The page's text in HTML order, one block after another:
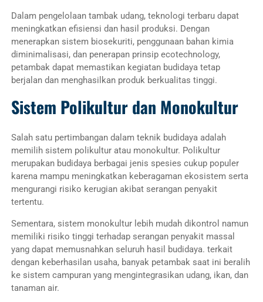
Dalam pengelolaan tambak udang, teknologi terbaru dapat
meningkatkan efisiensi dan hasil produksi. Dengan
menerapkan sistem biosekuriti, penggunaan bahan kimia
diminimalisasi, dan penerapan prinsip ecotechnology,
petambak dapat memastikan kegiatan budidaya tetap
berjalan dan menghasilkan produk berkualitas tinggi.
Sistem Polikultur dan Monokultur
Salah satu pertimbangan dalam teknik budidaya adalah
memilih sistem polikultur atau monokultur. Polikultur
merupakan budidaya berbagai jenis spesies cukup populer
karena mampu meningkatkan keberagaman ekosistem serta
mengurangi risiko kerugian akibat serangan penyakit
tertentu.
Sementara, sistem monokultur lebih mudah dikontrol namun
memiliki risiko tinggi terhadap serangan penyakit massal
yang dapat memusnahkan seluruh hasil budidaya. terkait
dengan keberhasilan usaha, banyak petambak saat ini beralih
ke sistem campuran yang mengintegrasikan udang, ikan, dan
tanaman air.